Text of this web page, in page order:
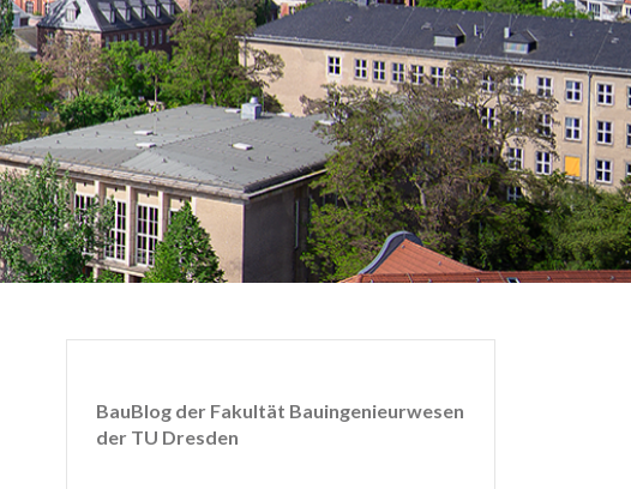
BauBlog der Fakultät Bauingenieurwesen
der TU Dresden